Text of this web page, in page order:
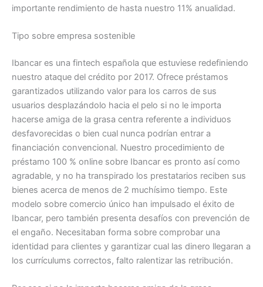
importante rendimiento de hasta nuestro 11% anualidad.
Tipo sobre empresa sostenible
Ibancar es una fintech española que estuviese redefiniendo
nuestro ataque del crédito por 2017. Ofrece préstamos
garantizados utilizando valor para los carros de sus
usuarios desplazándolo hacia el pelo si no le importa
hacerse amiga de la grasa centra referente a individuos
desfavorecidas o bien cual nunca podrían entrar a
financiación convencional. Nuestro procedimiento de
préstamo 100 % online sobre Ibancar es pronto así­ como
agradable, y no ha transpirado los prestatarios reciben sus
bienes acerca de menos de 2 muchísimo tiempo. Este
modelo sobre comercio único han impulsado el éxito de
Ibancar, pero también presenta desafíos con prevención de
el engaño. Necesitaban forma sobre comprobar una
identidad para clientes y garantizar cual las dinero llegaran a
los currículums correctos, falto ralentizar las retribución.